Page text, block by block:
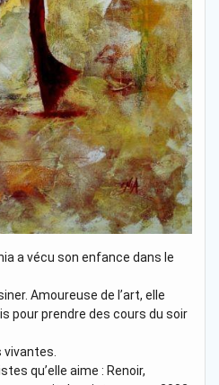
a vécu son enfance dans le
Amoureuse de l’art, elle
pour prendre des cours du soir
vivantes.
qu’elle aime : Renoir,